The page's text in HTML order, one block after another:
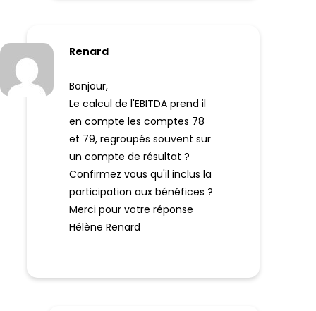
Renard
Bonjour,
Le calcul de l'EBITDA prend il
en compte les comptes 78
et 79, regroupés souvent sur
un compte de résultat ?
Confirmez vous qu'il inclus la
participation aux bénéfices ?
Merci pour votre réponse
Hélène Renard